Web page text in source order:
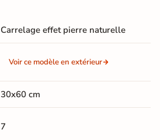
Carrelage effet pierre naturelle
Voir ce modèle en extérieur
30x60 cm
7